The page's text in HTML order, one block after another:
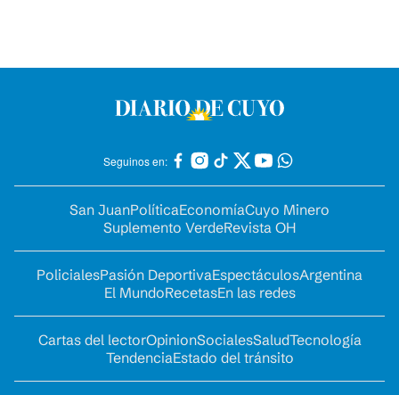
Seguinos en:
San JuanPolíticaEconomíaCuyo Minero
Suplemento VerdeRevista OH
PolicialesPasión DeportivaEspectáculosArgentina
El MundoRecetasEn las redes
Cartas del lectorOpinionSocialesSaludTecnología
TendenciaEstado del tránsito